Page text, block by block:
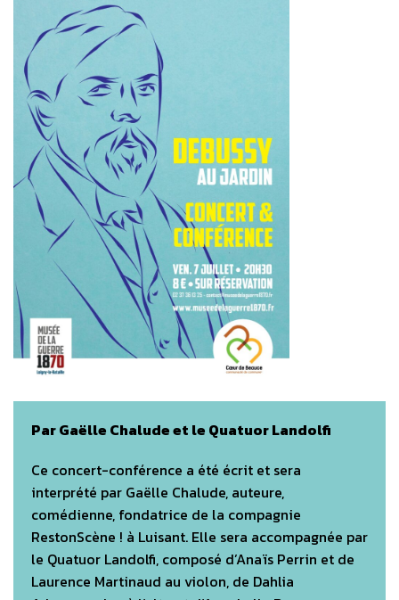
Par Gaëlle Chalude et le Quatuor Landolfi
Ce concert-conférence a été écrit et sera
interprété par Gaëlle Chalude, auteure,
comédienne, fondatrice de la compagnie
RestonScène ! à Luisant. Elle sera accompagnée par
le Quatuor Landolfi, composé d’Anaïs Perrin et de
Laurence Martinaud au violon, de Dahlia